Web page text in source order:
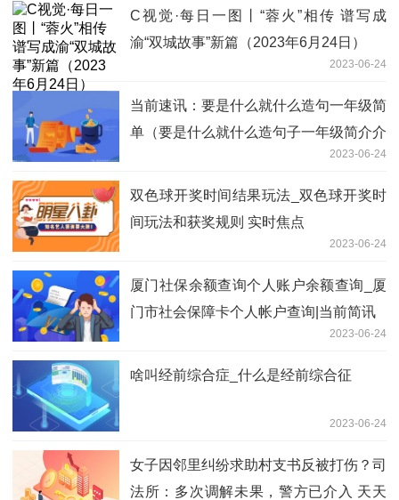
C视觉·每日一图丨“蓉火”相传 谱写成
渝“双城故事”新篇（2023年6月24日）
2023-06-24
当前速讯：要是什么就什么造句一年级简
单（要是什么就什么造句子一年级简介介
2023-06-24
双色球开奖时间结果玩法_双色球开奖时
间玩法和获奖规则 实时焦点
2023-06-24
厦门社保余额查询个人账户余额查询_厦
门市社会保障卡个人帐户查询|当前简讯
2023-06-24
啥叫经前综合症_什么是经前综合征
2023-06-24
女子因邻里纠纷求助村支书反被打伤？司
法所：多次调解未果，警方已介入 天天